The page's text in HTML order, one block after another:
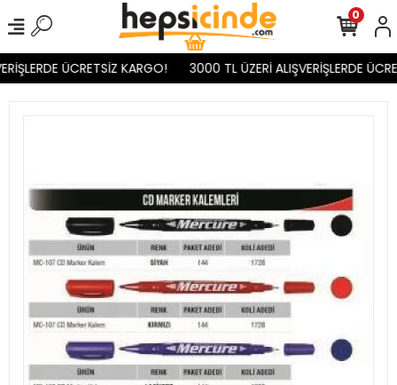
ÜCRETSİZ KARGO! 3000 TL ÜZERİ ALIŞVERİŞLERDE
0